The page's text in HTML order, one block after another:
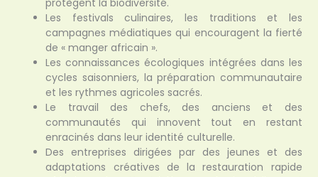
Les festivals culinaires, les traditions et les
campagnes médiatiques qui encouragent la fierté
de « manger africain ».
Les connaissances écologiques intégrées dans les
cycles saisonniers, la préparation communautaire
et les rythmes agricoles sacrés.
Le travail des chefs, des anciens et des
communautés qui innovent tout en restant
enracinés dans leur identité culturelle.
Des entreprises dirigées par des jeunes et des
adaptations créatives de la restauration rapide